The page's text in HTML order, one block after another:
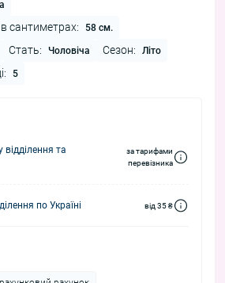
сантиметрах: 58 см.
Стать: Чоловіча Сезон: Літо
5
та
за тарифами
перевізника
по Україні від 35 ₴